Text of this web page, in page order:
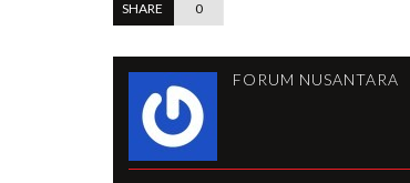
SHARE 0
FORUM NUSANTARA